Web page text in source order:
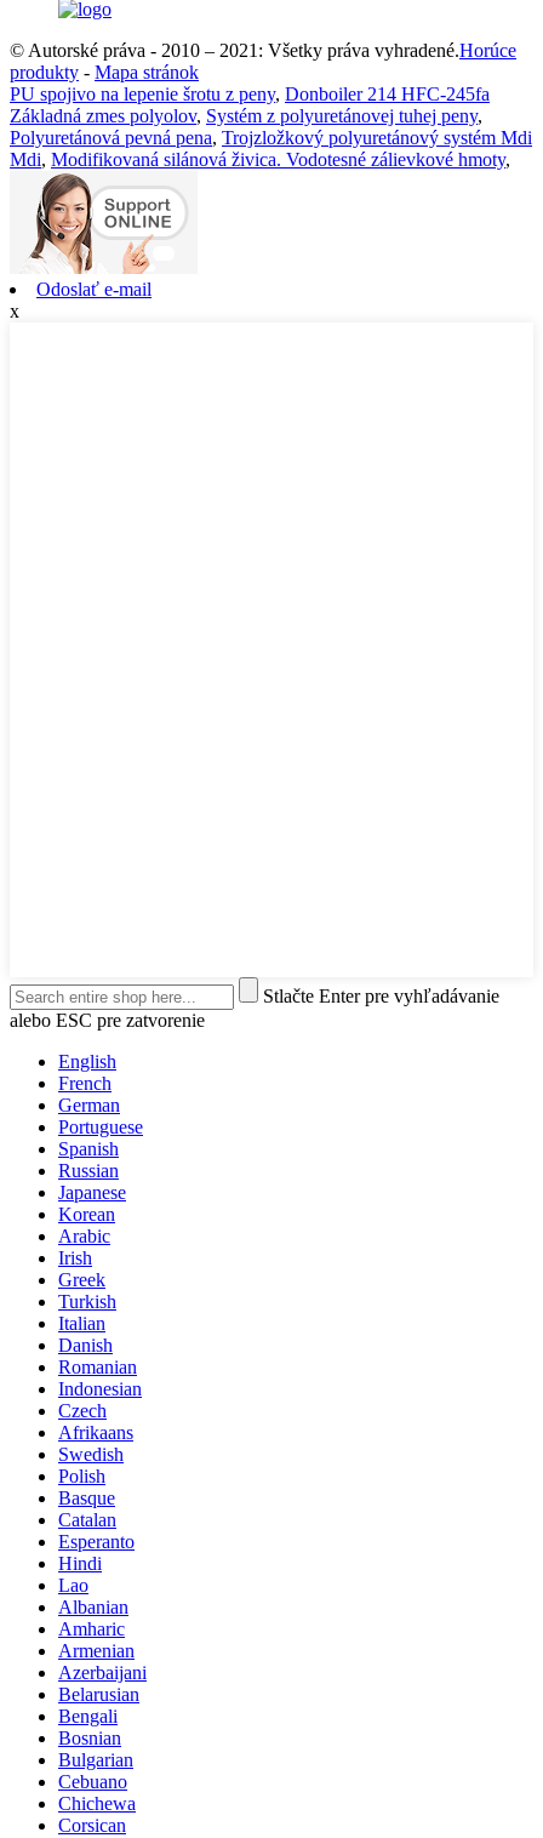
© Autorské práva - 2010 – 2021: Všetky práva vyhradené.Horúce
produkty - Mapa stránok
PU spojivo na lepenie šrotu z peny, Donboiler 214 HFC-245fa
Základná zmes polyolov, Systém z polyuretánovej tuhej peny,
Polyuretánová pevná pena, Trojzložkový polyuretánový systém Mdi
Mdi, Modifikovaná silánová živica. Vodotesné zálievkové hmoty,
Odoslať e-mail
x
Stlačte Enter pre vyhľadávanie
alebo ESC pre zatvorenie
English
French
German
Portuguese
Spanish
Russian
Japanese
Korean
Arabic
Irish
Greek
Turkish
Italian
Danish
Romanian
Indonesian
Czech
Afrikaans
Swedish
Polish
Basque
Catalan
Esperanto
Hindi
Lao
Albanian
Amharic
Armenian
Azerbaijani
Belarusian
Bengali
Bosnian
Bulgarian
Cebuano
Chichewa
Corsican